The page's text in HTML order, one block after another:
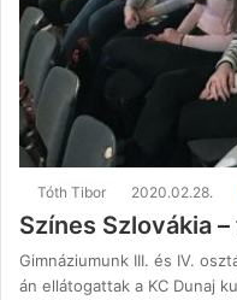
Tóth Tibor 2020.02.28.
Színes Szlovákia
Gimnáziumunk III. és IV.
án ellátogattak a KC Dunaj